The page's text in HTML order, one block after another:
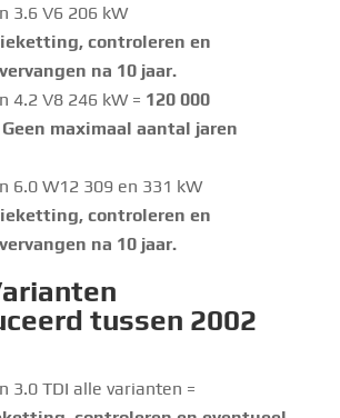
3.6 V6 206 kW
controleren en
na 10 jaar.
4.2 V8 246 kW = 120 000
maximaal aantal jaren
6.0 W12 309 en 331 kW
controleren en
na 10 jaar.
tussen 2002
3.0 TDI alle varianten =